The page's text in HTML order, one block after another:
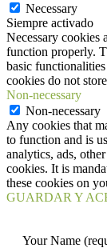
Necessary
Siempre activado
Necessary cookies
function properly.
basic
cookies do not
Non-necessary
Non-necessary
Any cookies that
to function and is
analytics, ads,
cookies. It is
these cookies on
GUARDAR Y
Your Name